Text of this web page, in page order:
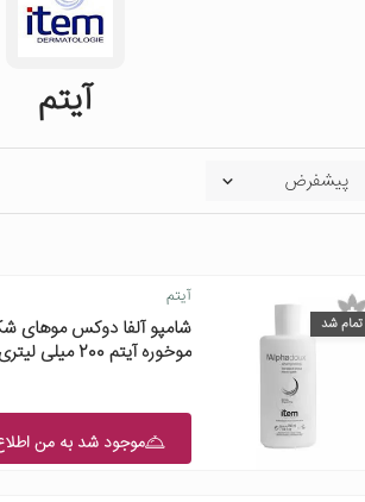
آیتم
تمام شد
آیتم
شامپو آلفا دوکس موهای
موخوره آیتم 200 میلی لیتری
موجود شد به من